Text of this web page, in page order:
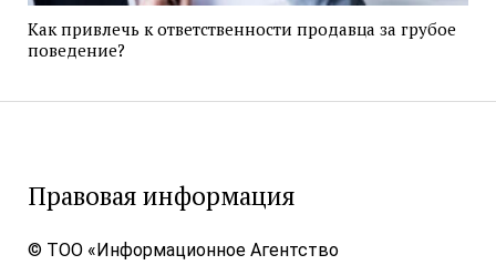
Как привлечь к ответственности продавца за грубое
поведение?
Правовая информация
© ТОО «Информационное Агентство